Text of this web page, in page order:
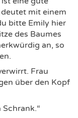
mit einem
bitte Emily hier
des Baumes
an, so
Frau
über den Kopf